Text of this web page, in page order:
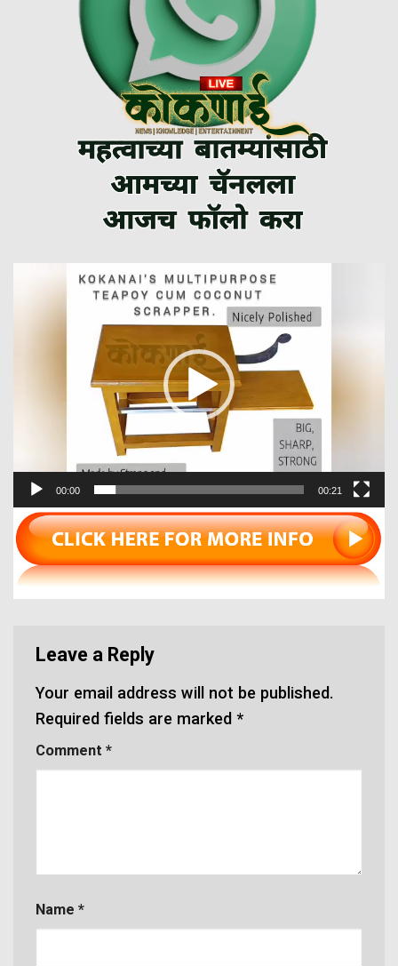
00:00 00:21
Leave a Reply
Your email address will not be published.
Required fields are marked *
Comment *
Name *